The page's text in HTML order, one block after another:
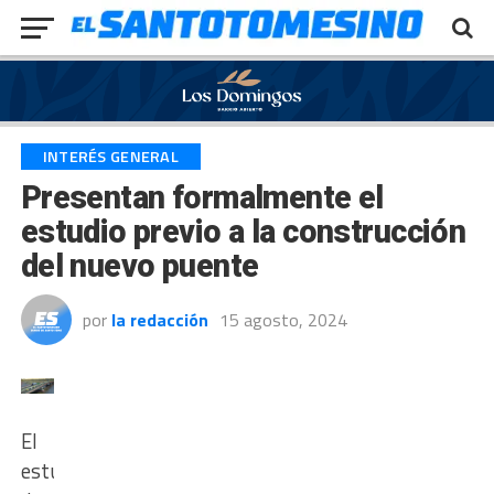
INTERÉS GENERAL
Presentan formalmente el
estudio previo a la construcción
del nuevo puente
por la redacción 15 agosto, 2024
El
estudio
Exit mobile version